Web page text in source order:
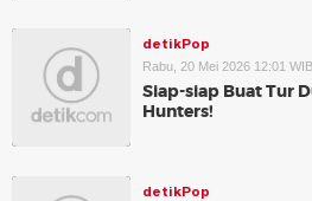
detikPop
Rabu, 20 Mei 2026 12:01 WIB
Siap-siap Buat Tur
Hunters!
detikPop